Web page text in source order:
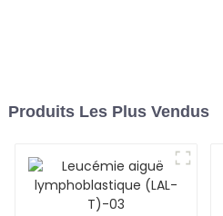
Produits Les Plus Vendus